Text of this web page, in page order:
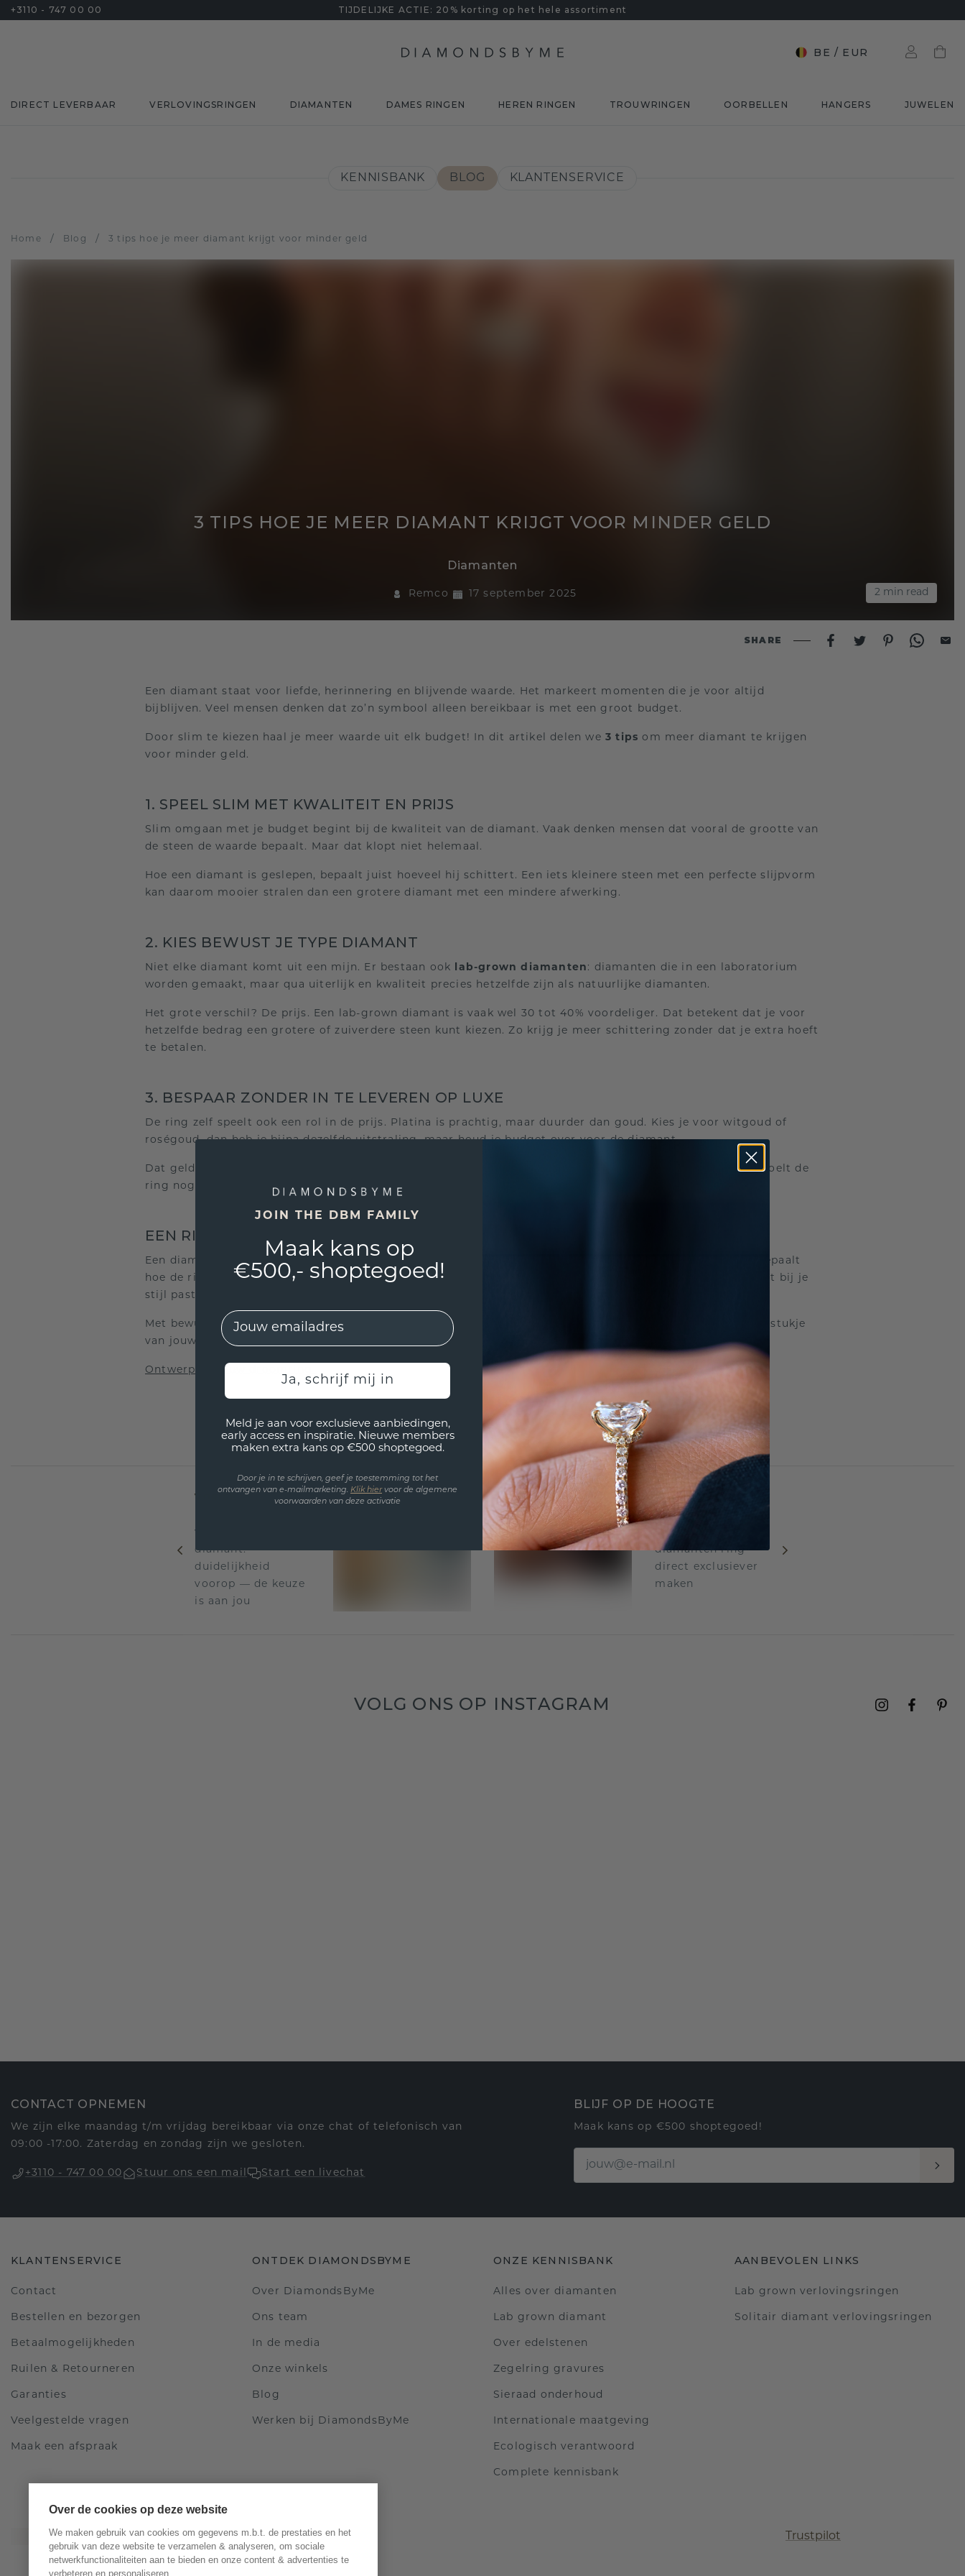
+3110 - 747 00 00 TIJDELIJKE ACTIE: 20% korting op het hele assortiment
BE / EUR
DIRECT LEVERBAAR VERLOVINGSRINGEN DIAMANTEN DAMES RINGEN HEREN RINGEN TROUWRINGEN OORBELLEN HANGERS JUWELEN
KENNISBANK BLOG KLANTENSERVICE
Home / Blog / 3 tips hoe je meer diamant krijgt voor minder geld
2 min read
3 TIPS HOE JE MEER DIAMANT KRIJGT VOOR MINDER GELD
Diamanten
Remco 17 september 2025
SHARE
Een diamant staat voor liefde, herinnering en blijvende waarde. Het markeert momenten die je voor altijd
bijblijven. Veel mensen denken dat zo’n symbool alleen bereikbaar is met een groot budget.
Door slim te kiezen haal je meer waarde uit elk budget! In dit artikel delen we 3 tips om meer diamant te krijgen
voor minder geld.
1. SPEEL SLIM MET KWALITEIT EN PRIJS
Slim omgaan met je budget begint bij de kwaliteit van de diamant. Vaak denken mensen dat vooral de grootte van
de steen de waarde bepaalt. Maar dat klopt niet helemaal.
Hoe een diamant is geslepen, bepaalt juist hoeveel hij schittert. Een iets kleinere steen met een perfecte slijpvorm
kan daarom mooier stralen dan een grotere diamant met een mindere afwerking.
2. KIES BEWUST JE TYPE DIAMANT
Niet elke diamant komt uit een mijn. Er bestaan ook lab-grown diamanten : diamanten die in een laboratorium
worden gemaakt, maar qua uiterlijk en kwaliteit precies hetzelfde zijn als natuurlijke diamanten.
Het grote verschil? De prijs. Een lab-grown diamant is vaak wel 30 tot 40% voordeliger. Dat betekent dat je voor
hetzelfde bedrag een grotere of zuiverdere steen kunt kiezen. Zo krijg je meer schittering zonder dat je extra hoeft
te betalen.
3. BESPAAR ZONDER IN TE LEVEREN OP LUXE
De ring zelf speelt ook een rol in de prijs. Platina is prachtig, maar duurder dan goud. Kies je voor witgoud of
roségoud, dan heb je bijna dezelfde uitstraling, maar houd je budget over voor de diamant.
Dat geld kun je investeren in een grotere steen, een bijzondere slijpvorm of een persoonlijke gravure. Zo voelt de
ring nog steeds luxueus, maar besteed je je geld slimmer.
EEN RING DIE JOUW VERHAAL VERTELT
Een diamant gaat niet alleen over formaat, maar over wat hij voor jou symboliseert. Pas wanneer je zelf bepaalt
hoe de ring eruitziet, krijgt hij die unieke waarde. Denk aan de steen die straalt zoals jij wilt, het metaal dat bij je
stijl past en een gravure die je herinnering vastlegt.
Met bewuste keuzes haal je meer uit je budget en ontstaat een ring die niet alleen schittert, maar ook een stukje
van jouw verhaal draagt.
Ontwerp nu jouw droomring
VORIGE
vs. natuurlijke
diamant:
duidelijkheid
voorop — de keuze
is aan jou
VOLGENDE
5 details die jouw
diamanten ring
direct exclusiever
maken
VOLG ONS OP INSTAGRAM
CONTACT OPNEMEN
We zijn elke maandag t/m vrijdag bereikbaar via onze chat of telefonisch van
09:00 -17:00. Zaterdag en zondag zijn we gesloten.
+3110 - 747 00 00 Stuur ons een mail Start een livechat
BLIJF OP DE HOOGTE
Maak kans op €500 shoptegoed!
KLANTENSERVICE
Contact
Bestellen en bezorgen
Betaalmogelijkheden
Ruilen & Retourneren
Garanties
Veelgestelde vragen
Maak een afspraak
ONTDEK DIAMONDSBYME
Over DiamondsByMe
Ons team
In de media
Onze winkels
Blog
Werken bij DiamondsByMe
ONZE KENNISBANK
Alles over diamanten
Lab grown diamant
Over edelstenen
Zegelring gravures
Sieraad onderhoud
Internationale maatgeving
Ecologisch verantwoord
Complete kennisbank
AANBEVOLEN LINKS
Lab grown verlovingsringen
Solitair diamant verlovingsringen
Trustpilot
Over de cookies op deze website
We maken gebruik van cookies om gegevens m.b.t. de prestaties en het
gebruik van deze website te verzamelen & analyseren, om sociale
netwerkfunctionaliteiten aan te bieden en onze content & advertenties te
verbeteren en personaliseren.
JOIN THE DBM FAMILY
Maak kans op
€500,- shoptegoed!
EMail
Ja, schrijf mij in
Meld je aan voor exclusieve aanbiedingen,
early access en inspiratie. Nieuwe members
maken extra kans op €500 shoptegoed.
Door je in te schrijven, geef je toestemming tot het
ontvangen van e-mailmarketing. Klik hiervoor de algemene
voorwaarden van deze activatie